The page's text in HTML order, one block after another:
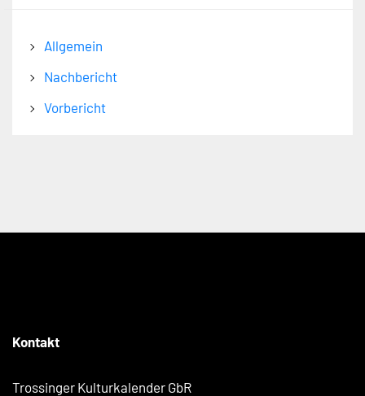
Allgemein
Nachbericht
Vorbericht
Kontakt
Trossinger Kulturkalender GbR